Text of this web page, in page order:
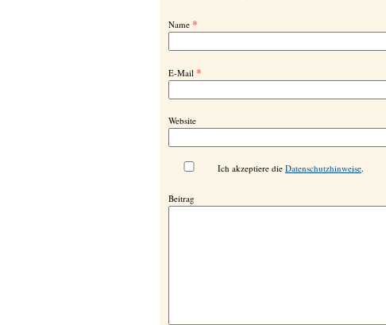
Name *
E-Mail *
Website
Ich akzeptiere die Datenschutzhinweise.
Beitrag